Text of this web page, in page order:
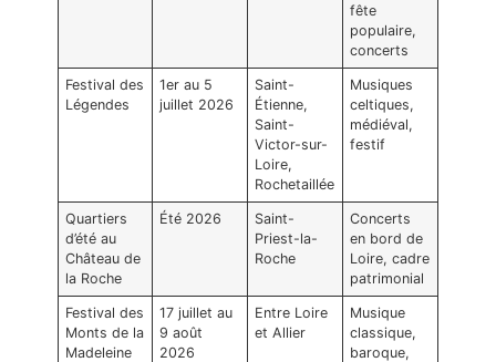
fête
populaire,
concerts
Festival des
Légendes
1er au 5
juillet 2026
Saint-
Étienne,
Saint-
Victor-sur-
Loire,
Rochetaillée
Musiques
celtiques,
médiéval,
festif
Quartiers
d’été au
Château de
la Roche
Été 2026
Saint-
Priest-la-
Roche
Concerts
en bord de
Loire, cadre
patrimonial
Festival des
Monts de la
Madeleine
17 juillet au
9 août
2026
Entre Loire
et Allier
Musique
classique,
baroque,